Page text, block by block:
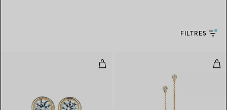
FILTRES
Boucles d’oreilles Diamonds by